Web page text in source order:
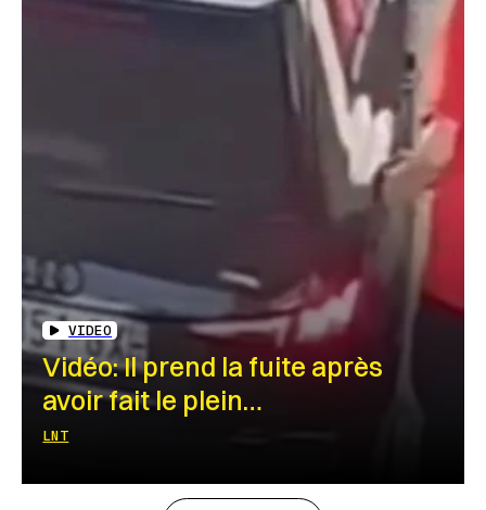
VIDEO
Vidéo: Il prend la fuite après
avoir fait le plein…
LNT